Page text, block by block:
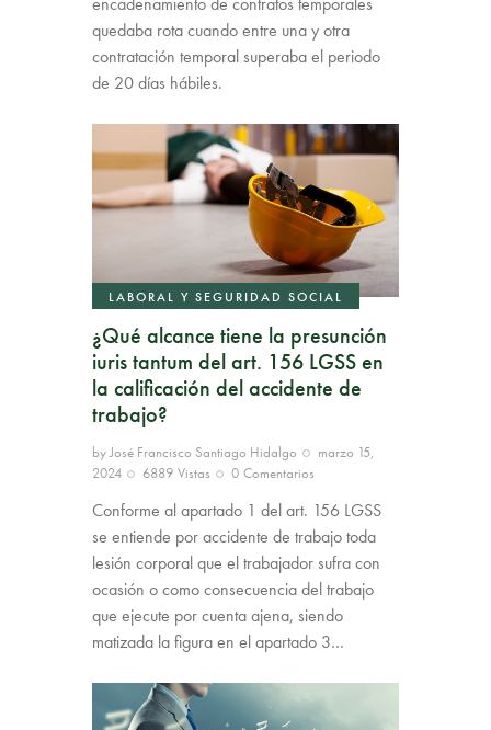
quedaba rota cuando entre una y otra
contratación temporal superaba el periodo
de 20 días hábiles.
LABORAL Y SEGURIDAD SOCIAL
¿Qué alcance tiene la presunción
iuris tantum del art. 156 LGSS en
la calificación del accidente de
trabajo?
byJosé Francisco Santiago Hidalgo
marzo 15,
2024
6889 Vistas 0 Comentarios
Conforme al apartado 1 del art. 156 LGSS
se entiende por accidente de trabajo toda
lesión corporal que el trabajador sufra con
ocasión o como consecuencia del trabajo
que ejecute por cuenta ajena, siendo
matizada la figura en el apartado 3…